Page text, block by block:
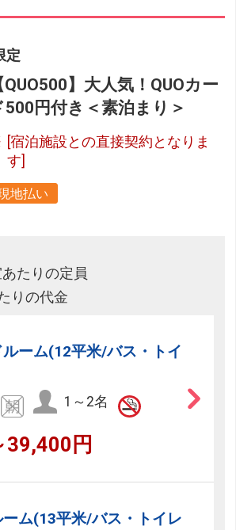
定
QUO500】大人気！QUOカー
500円付き＜素泊まり＞
[宿泊施設との直接契約となりま
す]
地払い
たりの定員
りの代金
ーム(12平米/バス・トイ
1～2名
円
ム(13平米/バス・トイレ